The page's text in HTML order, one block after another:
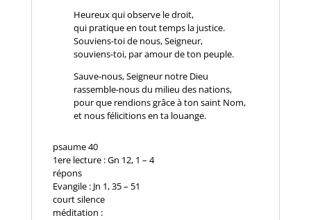
Heureux qui observe le droit,
qui pratique en tout temps la justice.
Souviens-toi de nous, Seigneur,
souviens-toi, par amour de ton peuple.
Sauve-nous, Seigneur notre Dieu
rassemble-nous du milieu des nations,
pour que rendions grâce à ton saint Nom,
et nous félicitions en ta louange.
psaume 40
1ere lecture : Gn 12, 1 – 4
répons
Evangile : Jn 1, 35 – 51
court silence
méditation :